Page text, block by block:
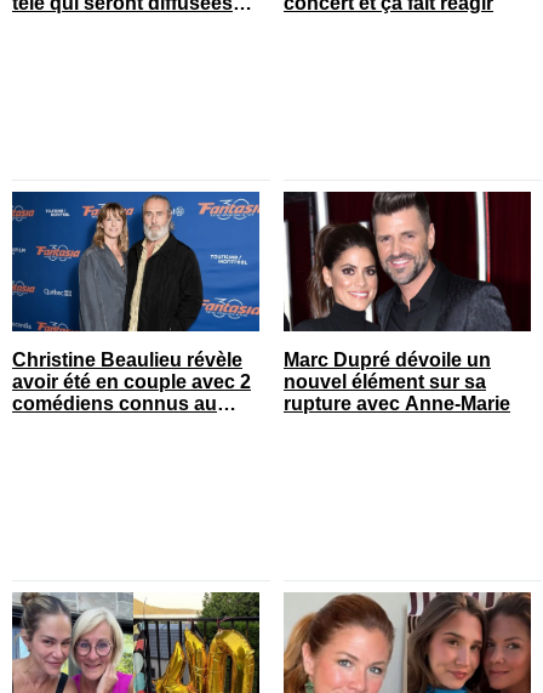
Christine Beaulieu révèle
avoir été en couple avec 2
comédiens connus au
Marc Dupré dévoile un
nouvel élément sur sa
rupture avec Anne-Marie